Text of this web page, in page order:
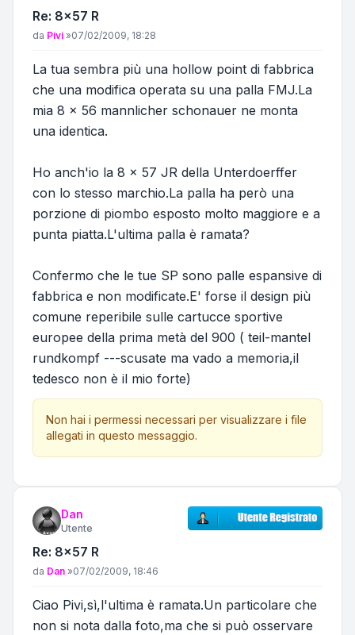
Re: 8x57 R
Messaggio
da Pivi »07/02/2009, 18:28
La tua sembra più una hollow point di fabbrica
che una modifica operata su una palla FMJ.La
mia 8 x 56 mannlicher schonauer ne monta
una identica.
Ho anch'io la 8 x 57 JR della Unterdoerffer
con lo stesso marchio.La palla ha però una
porzione di piombo esposto molto maggiore e a
punta piatta.L'ultima palla è ramata?
Confermo che le tue SP sono palle espansive di
fabbrica e non modificate.E' forse il design più
comune reperibile sulle cartucce sportive
europee della prima metà del 900 ( teil-mantel
rundkompf ---scusate ma vado a memoria,il
tedesco non è il mio forte)
Non hai i permessi necessari per visualizzare i file
allegati in questo messaggio.
Dan
Utente
Re: 8x57 R
Messaggio
da Dan »07/02/2009, 18:46
Ciao Pivi,sì,l'ultima è ramata.Un particolare che
non si nota dalla foto,ma che si può osservare